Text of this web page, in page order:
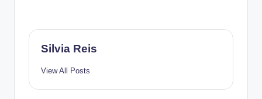
Silvia Reis
View All Posts